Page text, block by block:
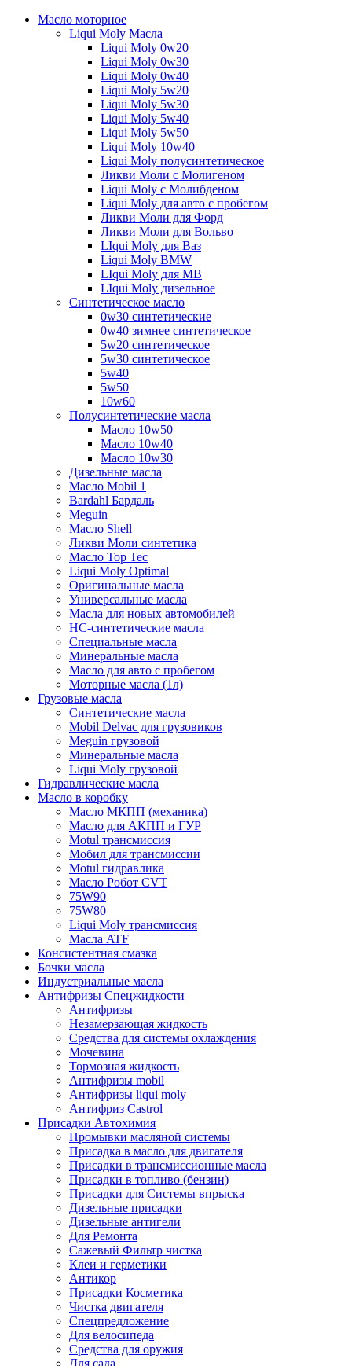
Масло моторное
Liqui Moly Масла
Liqui Moly 0w20
Liqui Moly 0w30
Liqui Moly 0w40
Liqui Moly 5w20
Liqui Moly 5w30
Liqui Moly 5w40
Liqui Moly 5w50
Liqui Moly 10w40
Liqui Moly полусинтетическое
Ликви Моли с Молигеном
Liqui Moly с Молибденом
Liqui Moly для авто с пробегом
Ликви Моли для Форд
Ликви Моли для Вольво
LIqui Moly для Ваз
Liqui Moly BMW
LIqui Moly для MB
LIqui Moly дизельное
Синтетическое масло
0w30 синтетические
0w40 зимнее синтетическое
5w20 синтетическое
5w30 синтетическое
5w40
5w50
10w60
Полусинтетические масла
Масло 10w50
Масло 10w40
Масло 10w30
Дизельные масла
Масло Mobil 1
Bardahl Бардаль
Meguin
Масло Shell
Ликви Моли синтетика
Масло Top Tec
Liqui Moly Optimal
Оригинальные масла
Универсальные масла
Масла для новых автомобилей
HC-синтетические масла
Специальные масла
Минеральные масла
Масло для авто с пробегом
Моторные масла (1л)
Грузовые масла
Синтетические масла
Mobil Delvac для грузовиков
Meguin грузовой
Минеральные масла
Liqui Moly грузовой
Гидравлические масла
Масло в коробку
Масло МКПП (механика)
Масло для АКПП и ГУР
Motul трансмиссия
Мобил для трансмиссии
Motul гидравлика
Масло Робот CVT
75W90
75W80
Liqui Moly трансмиссия
Масла ATF
Консистентная смазка
Бочки масла
Индустриальные масла
Антифризы Спецжидкости
Антифризы
Незамерзающая жидкость
Средства для системы охлаждения
Мочевина
Тормозная жидкость
Антифризы mobil
Антифризы liqui moly
Антифриз Castrol
Присадки Автохимия
Промывки масляной системы
Присадка в масло для двигателя
Присадки в трансмиссионные масла
Присадки в топливо (бензин)
Присадки для Системы впрыска
Дизельные присадки
Дизельные антигели
Для Ремонта
Сажевый Фильтр чистка
Клеи и герметики
Антикор
Присадки Косметика
Чистка двигателя
Спецпредложение
Для велосипеда
Средства для оружия
Для сада